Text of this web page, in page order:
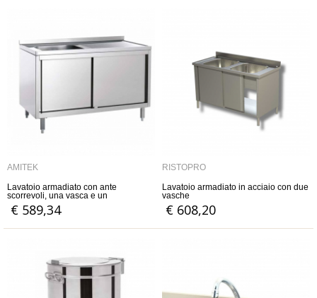
AMITEK
Lavatoio armadiato con ante
scorrevoli, una vasca e un
gocciolatoio
€ 589,34
RISTOPRO
Lavatoio armadiato in acciaio con due
vasche
€ 608,20